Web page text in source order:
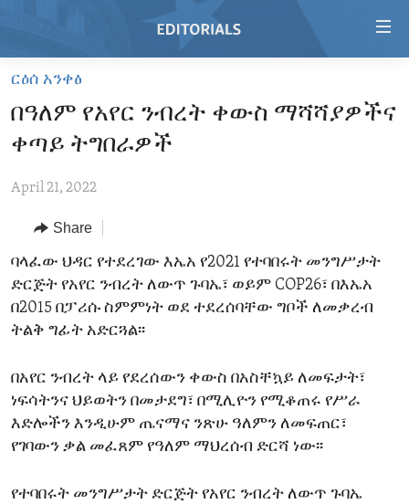
Skip
main
content
to
Navigation
Skip
Search
REGIONS
AFRICA
AMERICAS
ASIA
EUROPE
TOPICS
HUMAN RIGHTS
SECURITY AND DEFENSE
AID AND DEVELOPMENT
ECONOMY AND TRADE
ENVIRONMENT AND HEALTH
ARCHIVE
ABOUT US
ርዕሰ አንቀፅ
በዓለም የአየር ንብረት ቀውስ ማሻሻያዎችና
ቀጣይ ትግበራዎች
April 21, 2022
Share
ባላፈው ህዳር የተደረገው እኤአ የ2021 የተባበሩት መንግሥታት
ድርጅት የአየር ንብረት ለውጥ ጉባኤ፣ ወይም COP26፣ በእኤአ
በ2015 በፓሪሱ ስምምነት ወደ ተደረሰባቸው ግቦች ለመቃረብ
ትልቅ ግፊት አድርጓል፡፡
በአየር ንብረት ላይ የደረሰውን ቀውስ በአስቸኳይ ለመፍታት፣
ነፍሳትንና ህይወትን በመታደግ፣ በሚሊዮን የሚቆጠሩ የሥራ
እድሎችን እንዲሁም ጤናማና ንጽሁ ዓለምን ለመፍጠር፣
የገባውን ቃል መፈጸም የዓለም ማህረሰብ ድርሻ ነው፡፡
የተባበሩት መንግሥታት ድርጅት የአየር ንብረት ለውጥ ጉባኤ